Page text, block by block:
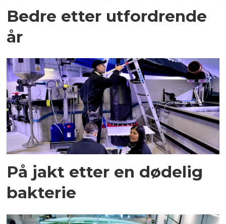
Bedre etter utfordrende
år
På jakt etter en dødelig
bakterie